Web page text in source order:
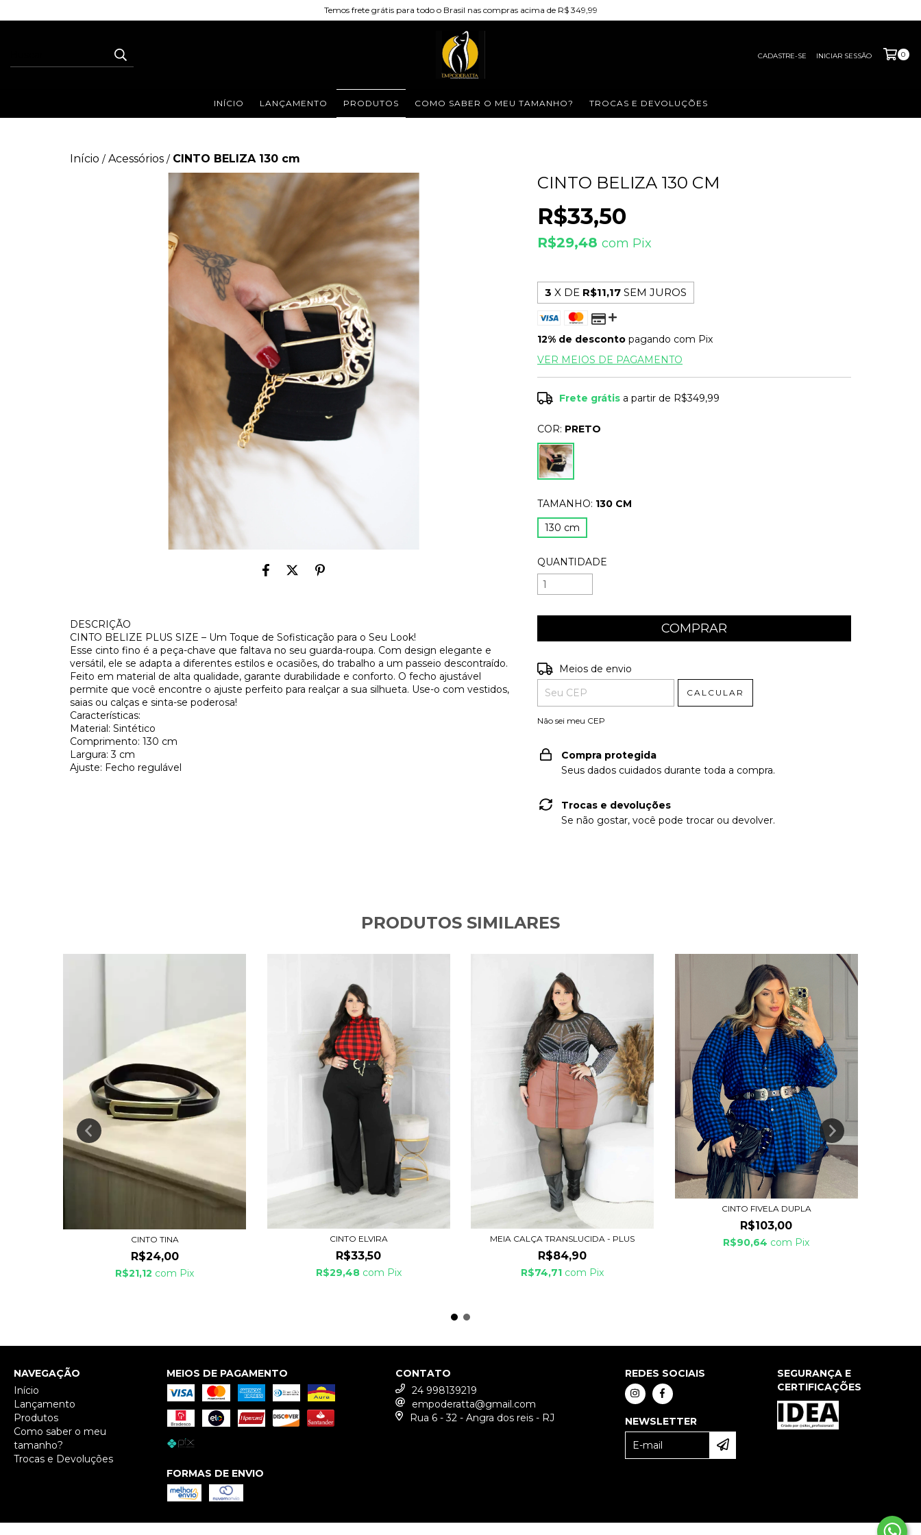
Temos frete grátis para todo o Brasil nas compras acima de R$ 349,99
CADASTRE-SE INICIAR SESSÃO 0
INÍCIO LANÇAMENTO PRODUTOS COMO SABER O MEU TAMANHO? TROCAS E DEVOLUÇÕES
Início / Acessórios / CINTO BELIZA 130 cm
DESCRIÇÃO
CINTO BELIZE PLUS SIZE – Um Toque de Sofisticação para o Seu Look!
Esse cinto fino é a peça-chave que faltava no seu guarda-roupa. Com design elegante e
versátil, ele se adapta a diferentes estilos e ocasiões, do trabalho a um passeio descontraído.
Feito em material de alta qualidade, garante durabilidade e conforto. O fecho ajustável
permite que você encontre o ajuste perfeito para realçar a sua silhueta. Use-o com vestidos,
saias ou calças e sinta-se poderosa!
Características:
Material: Sintético
Comprimento: 130 cm
Largura: 3 cm
Ajuste: Fecho regulável
CINTO BELIZA 130 CM
R$33,50
R$29,48com Pix
3 X DE R$11,17 SEM JUROS
12% de desconto pagando com Pix
VER MEIOS DE PAGAMENTO
Frete grátis a partir de R$349,99
COR: PRETO
TAMANHO: 130 CM
130 cm
QUANTIDADE
Entregas para o CEP:
Meios de envio
CALCULAR
Não sei meu CEP
Compra protegida
Seus dados cuidados durante toda a compra.
Trocas e devoluções
Se não gostar, você pode trocar ou devolver.
PRODUTOS SIMILARES
CINTO TINA
R$24,00
R$21,12 com Pix
CINTO ELVIRA
R$33,50
R$29,48 com Pix
MEIA CALÇA TRANSLUCIDA - PLUS
R$84,90
R$74,71 com Pix
CINTO FIVELA DUPLA
R$103,00
R$90,64 com Pix
NAVEGAÇÃO
Início
Lançamento
Produtos
Como saber o meu
tamanho?
Trocas e Devoluções
MEIOS DE PAGAMENTO
FORMAS DE ENVIO
CONTATO
24 998139219
empoderatta@gmail.com
Rua 6 - 32 - Angra dos reis - RJ
REDES SOCIAIS
NEWSLETTER
SEGURANÇA E
CERTIFICAÇÕES